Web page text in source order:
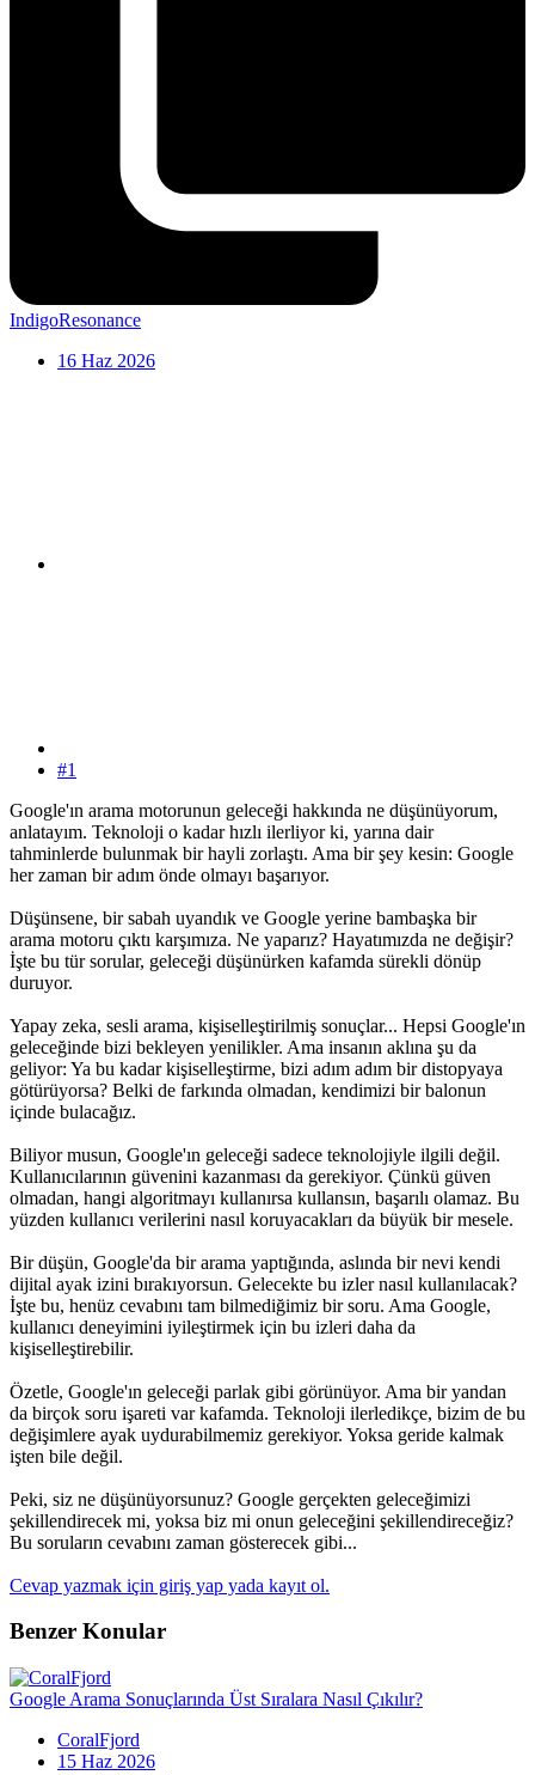
IndigoResonance
16 Haz 2026
#1
Google'ın arama motorunun geleceği hakkında ne düşünüyorum,
anlatayım. Teknoloji o kadar hızlı ilerliyor ki, yarına dair
tahminlerde bulunmak bir hayli zorlaştı. Ama bir şey kesin: Google
her zaman bir adım önde olmayı başarıyor.
Düşünsene, bir sabah uyandık ve Google yerine bambaşka bir
arama motoru çıktı karşımıza. Ne yaparız? Hayatımızda ne değişir?
İşte bu tür sorular, geleceği düşünürken kafamda sürekli dönüp
duruyor.
Yapay zeka, sesli arama, kişiselleştirilmiş sonuçlar... Hepsi Google'ın
geleceğinde bizi bekleyen yenilikler. Ama insanın aklına şu da
geliyor: Ya bu kadar kişiselleştirme, bizi adım adım bir distopyaya
götürüyorsa? Belki de farkında olmadan, kendimizi bir balonun
içinde bulacağız.
Biliyor musun, Google'ın geleceği sadece teknolojiyle ilgili değil.
Kullanıcılarının güvenini kazanması da gerekiyor. Çünkü güven
olmadan, hangi algoritmayı kullanırsa kullansın, başarılı olamaz. Bu
yüzden kullanıcı verilerini nasıl koruyacakları da büyük bir mesele.
Bir düşün, Google'da bir arama yaptığında, aslında bir nevi kendi
dijital ayak izini bırakıyorsun. Gelecekte bu izler nasıl kullanılacak?
İşte bu, henüz cevabını tam bilmediğimiz bir soru. Ama Google,
kullanıcı deneyimini iyileştirmek için bu izleri daha da
kişiselleştirebilir.
Özetle, Google'ın geleceği parlak gibi görünüyor. Ama bir yandan
da birçok soru işareti var kafamda. Teknoloji ilerledikçe, bizim de bu
değişimlere ayak uydurabilmemiz gerekiyor. Yoksa geride kalmak
işten bile değil.
Peki, siz ne düşünüyorsunuz? Google gerçekten geleceğimizi
şekillendirecek mi, yoksa biz mi onun geleceğini şekillendireceğiz?
Bu soruların cevabını zaman gösterecek gibi...
Cevap yazmak için giriş yap yada kayıt ol.
Benzer Konular
Google Arama Sonuçlarında Üst Sıralara Nasıl Çıkılır?
CoralFjord
15 Haz 2026